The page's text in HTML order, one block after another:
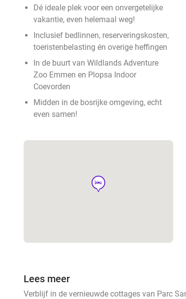
Dé ideale plek voor een onvergetelijke
vakantie, even helemaal weg!
Inclusief bedlinnen, reserveringskosten,
toeristenbelasting én overige heffingen
In de buurt van Wildlands Adventure
Zoo Emmen en Plopsa Indoor
Coevorden
Midden in de bosrijke omgeving, echt
even samen!
hotel
Lees meer
Verblijf in de vernieuwde cottages van Parc